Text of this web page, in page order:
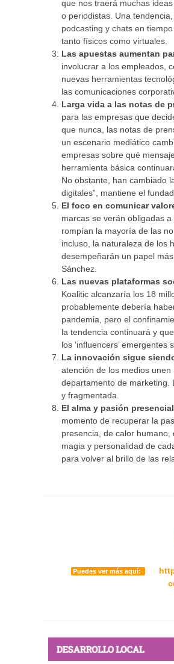
que nos traerá muchas
o periodistas. Una
podcasting y chats en
tanto físicos como virtuales.
Las apuestas aumentan
involucrar a los empleados,
nuevas herramientas
las comunicaciones
Larga vida a las notas de
para las empresas que
que nunca, las notas de
un escenario mediático
empresas sobre qué
herramienta básica
No obstante, han cambiado
digitales”, mantiene el
El foco en comunicar
marcas se verán obligadas
rompían la mayoría de las
incluso, la naturaleza de los
desempeñarán un papel
Sánchez.
Las nuevas plataformas
Koalitic alcanzaría los 18
probablemente debería
pandemia, pero el
la tendencia continuará y
los ‘influencers’
La innovación sigue
atención de los medios
departamento de marketing.
y fragmentada.
El alma y pasión
momento de recuperar la
presencia, de calor
magia y personalidad de
para volver al brillo de las
Puedes ver más aquí: